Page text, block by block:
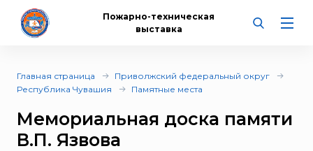
Пожарно-техническая
выставка
Главная страница
Приволжский федеральный округ
Республика Чувашия
Памятные места
Мемориальная доска памяти
В.П. Язвова